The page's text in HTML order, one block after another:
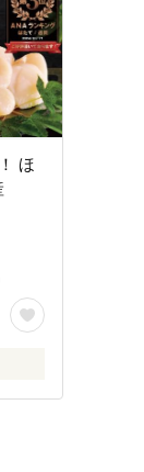
ほ